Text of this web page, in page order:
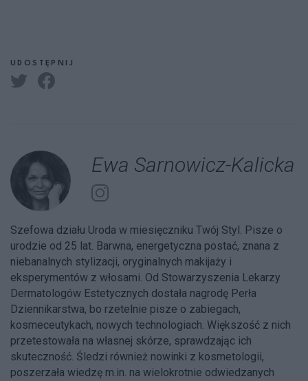
UDOSTĘPNIJ
Ewa Sarnowicz-Kalicka
Szefowa działu Uroda w miesięczniku Twój Styl. Pisze o
urodzie od 25 lat. Barwna, energetyczna postać, znana z
niebanalnych stylizacji, oryginalnych makijaży i
eksperymentów z włosami. Od Stowarzyszenia Lekarzy
Dermatologów Estetycznych dostała nagrodę Perła
Dziennikarstwa, bo rzetelnie pisze o zabiegach,
kosmeceutykach, nowych technologiach. Większość z nich
przetestowała na własnej skórze, sprawdzając ich
skuteczność. Śledzi również nowinki z kosmetologii,
poszerzała wiedzę m.in. na wielokrotnie odwiedzanych